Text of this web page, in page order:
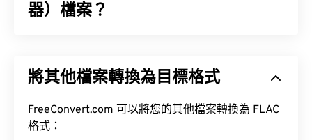
如何開啟 MOV 檔案？
預設情況下，MOV 檔案使用 QuickTime 開啟。
器）檔案？
訊品質和原始資料不會有任何損失。 FLAC 透過使用
右。
將其他檔案轉換為目標格式
FreeConvert.com 可以將您的其他檔案轉換為 FLAC
格式：